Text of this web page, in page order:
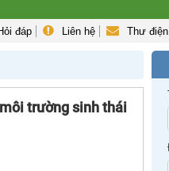
đáp Liên hệ Thư
trường sinh thái